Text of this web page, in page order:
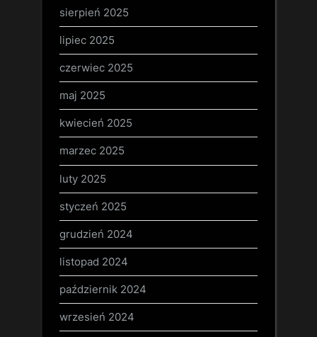
sierpień 2025
lipiec 2025
czerwiec 2025
maj 2025
kwiecień 2025
marzec 2025
luty 2025
styczeń 2025
grudzień 2024
listopad 2024
październik 2024
wrzesień 2024